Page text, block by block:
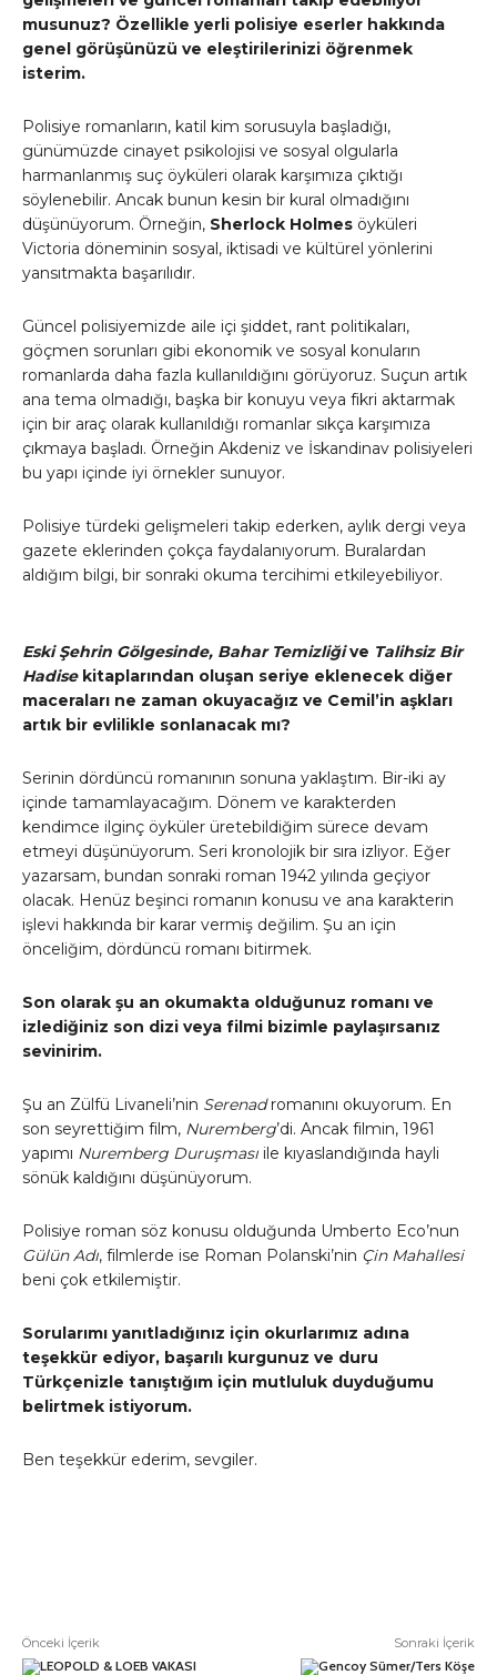
musunuz? Özellikle yerli polisiye eserler hakkında
genel görüşünüzü ve eleştirilerinizi öğrenmek
isterim.
Polisiye romanların, katil kim sorusuyla başladığı,
günümüzde cinayet psikolojisi ve sosyal olgularla
harmanlanmış suç öyküleri olarak karşımıza çıktığı
söylenebilir. Ancak bunun kesin bir kural olmadığını
düşünüyorum. Örneğin, Sherlock Holmes öyküleri
Victoria döneminin sosyal, iktisadi ve kültürel yönlerini
yansıtmakta başarılıdır.
Güncel polisiyemizde aile içi şiddet, rant politikaları,
göçmen sorunları gibi ekonomik ve sosyal konuların
romanlarda daha fazla kullanıldığını görüyoruz. Suçun artık
ana tema olmadığı, başka bir konuyu veya fikri aktarmak
için bir araç olarak kullanıldığı romanlar sıkça karşımıza
çıkmaya başladı. Örneğin Akdeniz ve İskandinav polisiyeleri
bu yapı içinde iyi örnekler sunuyor.
Polisiye türdeki gelişmeleri takip ederken, aylık dergi veya
gazete eklerinden çokça faydalanıyorum. Buralardan
aldığım bilgi, bir sonraki okuma tercihimi etkileyebiliyor.
Eski Şehrin Gölgesinde, Bahar Temizliğive Talihsiz Bir
Hadise kitaplarından oluşan seriye eklenecek diğer
maceraları ne zaman okuyacağız ve Cemil’in aşkları
artık bir evlilikle sonlanacak mı?
Serinin dördüncü romanının sonuna yaklaştım. Bir-iki ay
içinde tamamlayacağım. Dönem ve karakterden
kendimce ilginç öyküler üretebildiğim sürece devam
etmeyi düşünüyorum. Seri kronolojik bir sıra izliyor. Eğer
yazarsam, bundan sonraki roman 1942 yılında geçiyor
olacak. Henüz beşinci romanın konusu ve ana karakterin
işlevi hakkında bir karar vermiş değilim. Şu an için
önceliğim, dördüncü romanı bitirmek.
Son olarak şu an okumakta olduğunuz romanı ve
izlediğiniz son dizi veya filmi bizimle paylaşırsanız
sevinirim.
Şu an Zülfü Livaneli’nin Serenadromanını okuyorum. En
son seyrettiğim film, Nuremberg’di. Ancak filmin, 1961
yapımı Nuremberg Duruşması ile kıyaslandığında hayli
sönük kaldığını düşünüyorum.
Polisiye roman söz konusu olduğunda Umberto Eco’nun
Gülün Adı, filmlerde ise Roman Polanski’nin Çin Mahallesi
beni çok etkilemiştir.
Sorularımı yanıtladığınız için okurlarımız adına
teşekkür ediyor, başarılı kurgunuz ve duru
Türkçenizle tanıştığım için mutluluk duyduğumu
belirtmek istiyorum.
Ben teşekkür ederim, sevgiler.
Önceki İçerik Sonraki İçerik